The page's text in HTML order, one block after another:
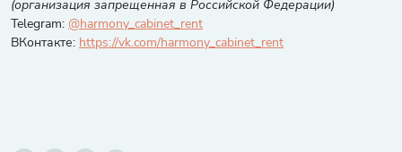
(организация запрещенная в Российской Федерации)
Telegram: @harmony_cabinet_rent
ВКонтакте: https://vk.com/harmony_cabinet_rent